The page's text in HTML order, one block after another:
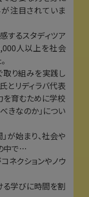
注目されていま
するスタディツア
人以上を社会
取り組みを実践し
とリディラバ代表
を育むために学校
きなのか」につい
が始まり、社会や
中で…
ネクションやノウ
る学びに時間を割